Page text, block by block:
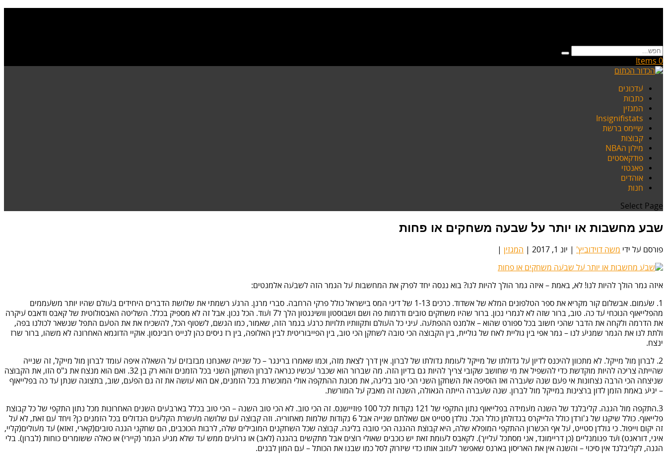
0 Items
עדכונים
כתבות
המגזין
Insignifistats
שיימס ברשת
קבוצות
מילון הNBA
פודקאסטים
פאנטזי
אוהדים
חנות
Select Page
שבע מחשבות או יותר על שבעה משחקים או פחות
פורסם על ידי משה דוידוביץ' | יונ 1, 2017 | המגזין |
איזה גמר הולך להיות לנו! לא, באמת – איזה גמר הולך להיות לנו? בוא ננסה יחד לפרק את המחשבות על הגמר הזה לשבעה אלמנטים:
1. שעמום. אבשלום קור מקריא את ספר הטלפונים המלא של אשדוד. כרכים 1-13 של דיני המס בישראל כולל פרקי הרחבה. סברי מרנן. הרגע רשמתי את שלושת הדברים היחידים בעולם שהיו יותר משעממים
מהפלייאוף הנוכחי עד כה. טוב, ברור שזה לא לגמרי נכון. ברור שהיו משחקים טובים ודרמות פה ושם ושבוסטון וושינגטון הלך ל7 ועוד. הכל נכון. אבל זה לא מספיק בכלל. השליטה האבסולוטית של קאבס ודאבס עיקרה
את הדרמה ולקחה את הדבר שהכי חשוב בכל ספורט שהוא – אלמנט ההפתעה. עיני כל העולם ותקוותיו תלויות כרגע בגמר הזה, שאמור, כמו הגשם, לשטוף הכל, להשכיח את את הטעם התפל שנשאר לכולנו בפה,
ולתת לנו את הגמר שמגיע לנו – גמר אפי בין גוליית לאח של גוליית, בין הקבוצה הכי טובה לשחקן הכי טוב, בין הפייבוריטית לבין האלופה, בין רז ניסים כהן לנייט רובינסון. אוקיי הדוגמא האחרונה לא משהו, ברור שרז
ינצח.
2. לברון מול מייקל. לא מתכוון להיכנס לדיון על גדולתו של מייקל לעומת גדולתו של לברון. אין דרך לצאת מזה, וכמו שאמרו ברינגר – כל שנייה שאנחנו מבזבזים על השאלה איפה עומד לברון מול מייקל, זה שנייה
שהייתה צריכה להיות מוקדשת כדי להשפיל את מי שחושב שקובי צריך להיות גם בדיון הזה. מה שברור הוא שכבר עכשיו כנראה לברון השחקן השני בכל הזמנים והוא רק בן 32. ואם הוא מנצח את ג"ס הזו, את הקבוצה
שניצחה הכי הרבה נצחונות אי פעם שנה שעברה ואז הוסיפה את השחקן השני הכי טוב בליגה, את מכונת ההתקפה אולי המוכשרת בכל הזמנים, אם הוא עושה את זה גם הפעם, שוב, בתצוגה שנתן עד כה בפלייאוף
– יגיע באמת הזמן לדון ברצינות במייקל מול לברון. שנה שעברה הייתה הגאולה, השנה זה מאבק על המורשת.
3.התקפה מול הגנה. קליבלנד של השנה מעמידה בפלייאוף נתון התקפי של 121 נקודות לכל 100 פוזיישנס. זה הכי טוב. לא הכי טוב השנה – הכי טוב בכלל בארבעים השנים האחרונות מכל נתון התקפי של כל קבוצת
פלייאוף. כולל שיקגו של ג'ורדן כולל הלייקרס בגדולתן כולל הכל. גולדן סטייט אם שאלתם שנייה אבל 6 נקודות שלמות מאחוריה. וזה קבוצה עם שלושה מעשרת הקלעים הגדולים בכל הזמנים כן? ויחד עם זאת, לא על
זה יקום וייפול. כי גולדן סטייט, על אף הכשרון ההתקפי המופלא שלה, היא קבוצת ההגנה הכי טובה בליגה. קבוצה שכל השחקנים המובילים שלה, לרבות הכוכבים, הם שחקני הגנה טובים(קארי, זאזא) עד מעולים(קליי,
איגי, דוראנט) ועד פנומנליים (כן דריימונד, אני מסתכל עלייך). לקאבס לעומת זאת יש כוכבים שאולי רוצים אבל מתקשים בהגנה (לאב) או גרועים ממש עד שלא מגיע הגמר (קיירי) או כאלה ששומרים כוחות (לברון). בלי
הגנה, לקליבלנד אין סיכוי – והשנה אין את האריסון בארנס שאפשר לעזוב אותו כדי שיזרוק לסל כמו שבנו את הכותל – עם המון לבנים.